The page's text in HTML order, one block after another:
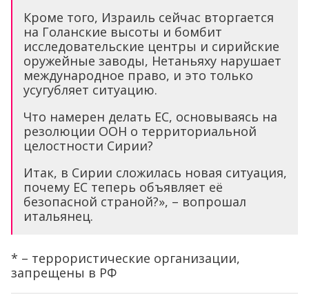
Кроме того, Израиль сейчас вторгается
на Голанские высоты и бомбит
исследовательские центры и сирийские
оружейные заводы, Нетаньяху нарушает
международное право, и это только
усугубляет ситуацию.
Что намерен делать ЕС, основываясь на
резолюции ООН о территориальной
целостности Сирии?
Итак, в Сирии сложилась новая ситуация,
почему ЕС теперь объявляет её
безопасной страной?», – вопрошал
итальянец.
* – террористические организации,
запрещены в РФ